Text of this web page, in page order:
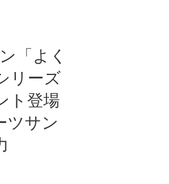
「よく
リーズ
ト登場
ツサン